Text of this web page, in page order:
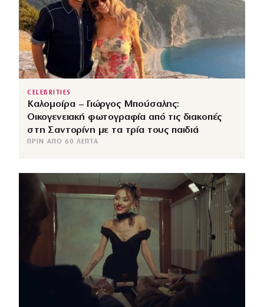
CELEBRITIES
Καλομοίρα – Γιώργος Μπούσαλης:
Οικογενειακή φωτογραφία από τις διακοπές
στη Σαντορίνη με τα τρία τους παιδιά
ΠΡΙΝ ΑΠΌ 60 ΛΕΠΤΆ